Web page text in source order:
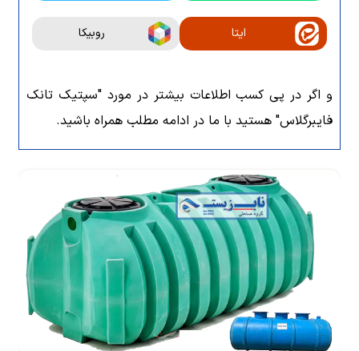
ایتا روبیکا
و اگر در پی کسب اطلاعات بیشتر در مورد "سپتیک تانک
فایبرگلاس" هستید با ما در ادامه مطلب همراه باشید.